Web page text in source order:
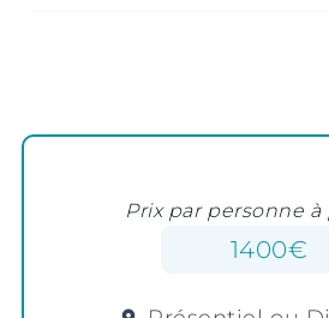
Prix par personne à
1400€